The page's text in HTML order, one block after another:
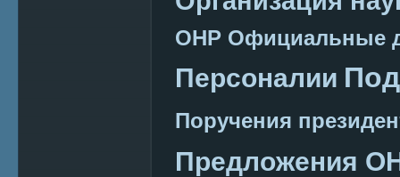
ОНР Официальные
Персоналии
Поручения
Предложения